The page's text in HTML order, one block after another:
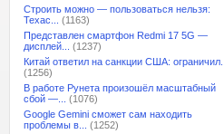
Строить можно — пользоваться нельзя:
Техас...
(1163)
Представлен смартфон Redmi 17 5G —
дисплей...
(1237)
Китай ответил на санкции США: ограничил...
(1256)
В работе Рунета произошёл масштабный
сбой —...
(1076)
Google Gemini сможет сам находить
проблемы в...
(1252)